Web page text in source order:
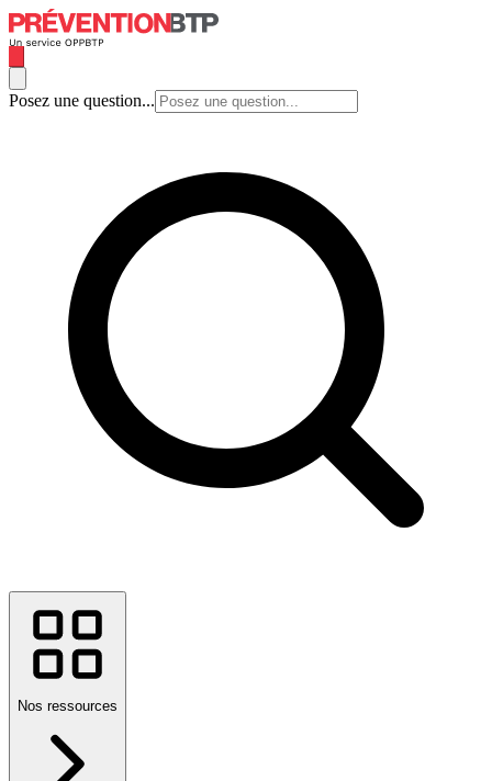
Posez une question...
Nos ressources